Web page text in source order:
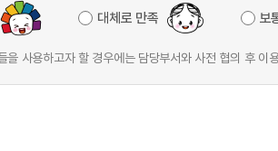
대체로 만족 보
을 사용하고자 할 경우에는 담당부서와 사전 협의 후 이